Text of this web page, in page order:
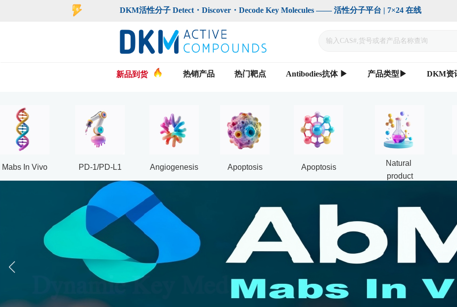
DKM活性分子 Detect・Discover・Decode Key Molecules —— 活性分子平台 | 7×24 在线
新品到货 热销产品 热门靶点 Antibodies抗体 ▶ 产品类型▶ DKM资
Mabs In Vivo PD-1/PD-L1 Angiogenesis Apoptosis Apoptosis
Natural
product